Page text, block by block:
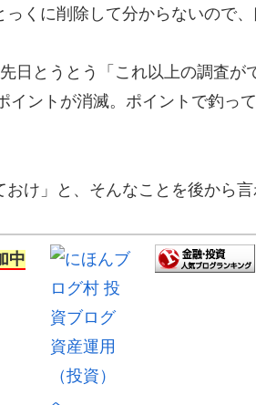
くに削除して分からないので、
日とうとう「これ以上の調査が
イントが消滅。ポイントで釣っ
け」と、そんなことを後から言
中